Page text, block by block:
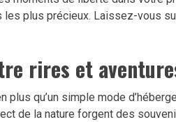
plus précieux. Laissez-vous
rires et
plus qu’un simple mode
de la nature forgent des